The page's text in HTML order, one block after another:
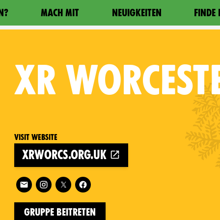
MACH MIT NEUIGKEITEN FINDE
XR
Visit website
xrworcs.org.uk
Follow XR Worcester on
Gruppe beitreten